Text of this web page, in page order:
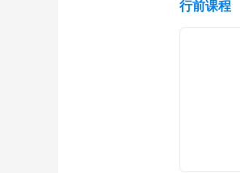
行前课程